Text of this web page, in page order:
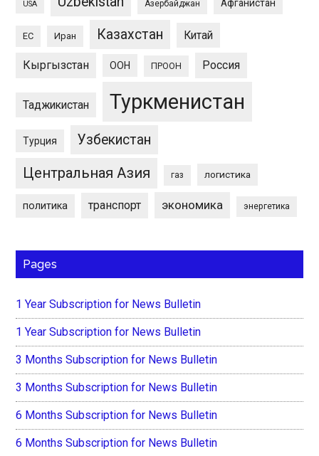
USA Азербайджан Афганистан
ЕС Иран Казахстан Китай
Кыргызстан ООН ПРООН Россия
Таджикистан Туркменистан
Турция Узбекистан
Центральная Азия газ логистика
политика транспорт экономика энергетика
Pages
1 Year Subscription for News Bulletin
1 Year Subscription for News Bulletin
3 Months Subscription for News Bulletin
3 Months Subscription for News Bulletin
6 Months Subscription for News Bulletin
6 Months Subscription for News Bulletin